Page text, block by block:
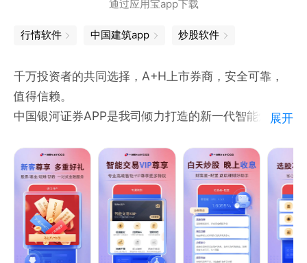
通过应用宝app下载
行情软件 中国建筑app 炒股软件
千万投资者的共同选择，A+H上市券商，安全可靠，
值得信赖。
中国银河证券APP是我司倾力打造的新一代智能炒股理
融服务都在这里。中国银河证券是中国证券行业领先的
综合性金融服务提供商，经中国证监会批准发起设立，
总部设在北京，注册资本为人民币101.37亿元。
【来银河开户的五大理由-7*24快速开户】
1、千万投资者的共同选择
A+H上市券商，中央汇金旗下企业，值得信赖
展开